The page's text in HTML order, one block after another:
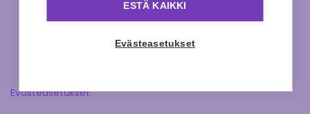
Evästeasetukset
ESTÄ KAIKKI
Evästeasetukset